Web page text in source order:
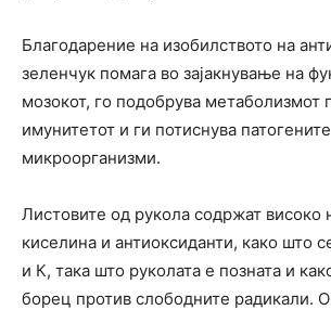
Благодарение на изобилството на
зеленчук помага во зајакнување на
мозокот, го подобрува метаболизмот
имунитетот и ги потиснува патогените
микроорганизми.
Листовите од рукола содржат високо
киселина и антиоксиданти, како што
и К, така што руколата е позната и
борец против слободните радикали.